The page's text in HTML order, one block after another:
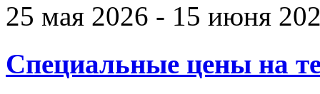
25 мая 2026 - 15 июня
Специальные цены на